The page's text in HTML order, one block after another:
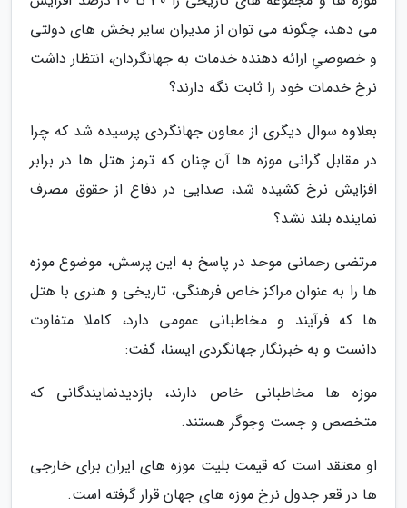
می دهد، چگونه می توان از مدیران سایر بخش های دولتی
و خصوصیِ ارائه دهنده خدمات به جهانگردان، انتظار داشت
نرخ خدمات خود را ثابت نگه دارند؟
بعلاوه سوال دیگری از معاون جهانگردی پرسیده شد که چرا
در مقابل گرانی موزه ها آن چنان که ترمز هتل ها در برابر
افزایش نرخ کشیده شد، صدایی در دفاع از حقوق مصرف
نماینده بلند نشد؟
مرتضی رحمانی موحد در پاسخ به این پرسش، موضوع موزه
ها را به عنوان مراکز خاص فرهنگی، تاریخی و هنری با هتل
ها که فرآیند و مخاطبانی عمومی دارد، کاملا متفاوت
دانست و به خبرنگار جهانگردی ایسنا، گفت:
موزه ها مخاطبانی خاص دارند، بازدیدنمایندگانی که
متخصص و جست وجوگر هستند.
او معتقد است که قیمت بلیت موزه های ایران برای خارجی
ها در قعر جدول نرخ موزه های جهان قرار گرفته است.